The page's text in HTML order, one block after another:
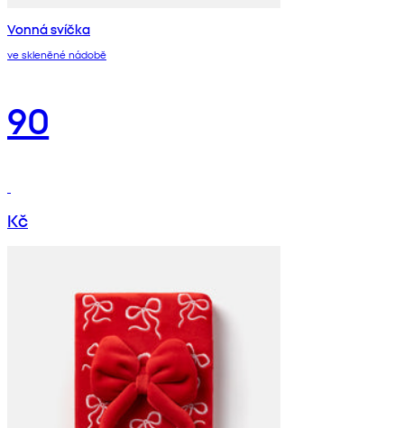
Vonná svíčka
ve skleněné nádobě
90
Kč